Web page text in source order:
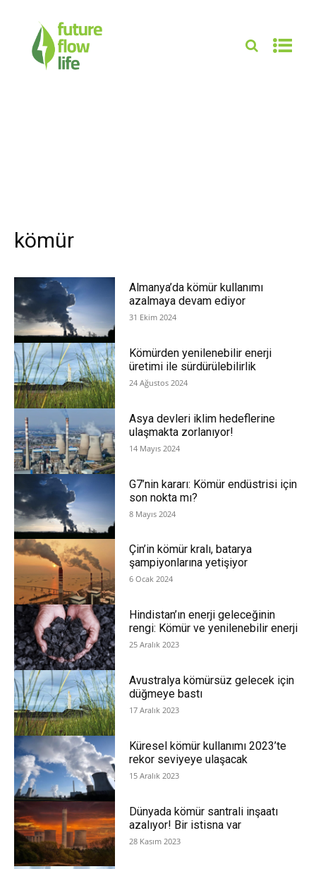
kömür
Almanya’da kömür kullanımı
azalmaya devam ediyor
31 Ekim 2024
Kömürden yenilenebilir enerji
üretimi ile sürdürülebilirlik
24 Ağustos 2024
Asya devleri iklim hedeflerine
ulaşmakta zorlanıyor!
14 Mayıs 2024
G7’nin kararı: Kömür endüstrisi için
son nokta mı?
8 Mayıs 2024
Çin’in kömür kralı, batarya
şampiyonlarına yetişiyor
6 Ocak 2024
Hindistan’ın enerji geleceğinin
rengi: Kömür ve yenilenebilir enerji
25 Aralık 2023
Avustralya kömürsüz gelecek için
düğmeye bastı
17 Aralık 2023
Küresel kömür kullanımı 2023’te
rekor seviyeye ulaşacak
15 Aralık 2023
Dünyada kömür santrali inşaatı
azalıyor! Bir istisna var
28 Kasım 2023